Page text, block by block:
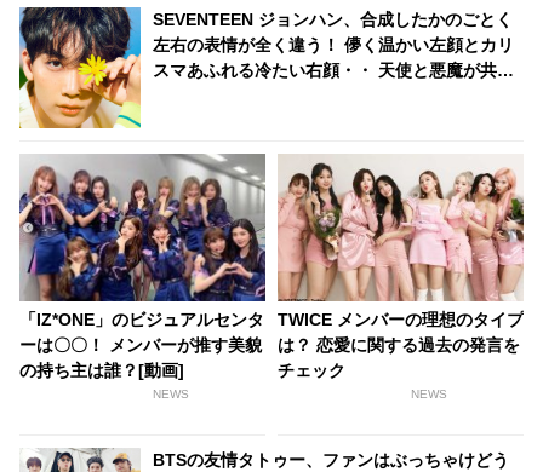
SEVENTEEN ジョンハン、合成したかのごとく
左右の表情が全く違う！ 儚く温かい左顔とカリ
スマあふれる冷たい右顔・・ 天使と悪魔が共存
「IZ*ONE」のビジュアルセンタ
ーは〇〇！ メンバーが推す美貌
の持ち主は誰？[動画]
NEWS
TWICE メンバーの理想のタイプ
は？ 恋愛に関する過去の発言を
チェック
NEWS
BTSの友情タトゥー、ファンはぶっちゃけどう